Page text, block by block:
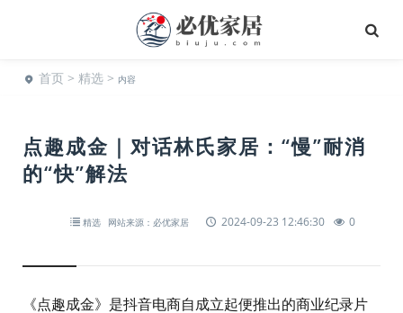
首页 > 精选 > 内容
点趣成金｜对话林氏家居：“慢”耐消
的“快”解法
精选 网站来源：必优家居 2024-09-23 12:46:30 0
《点趣成金》是抖音电商自成立起便推出的商业纪录片